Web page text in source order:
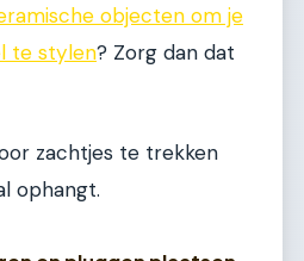
objecten om je
te stylen? Zorg dan dat
zachtjes te trekken
ophangt.